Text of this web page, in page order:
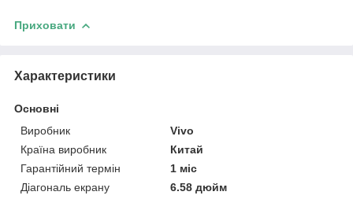
Приховати
Характеристики
Основні
Виробник
Vivo
Країна виробник
Китай
Гарантійний термін
1 міс
Діагональ екрану
6.58 дюйм